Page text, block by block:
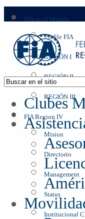
FIA en el Mundo
Profile FIA
REGIÓN I
REGIÓN II
REGIÓN III
FIA Region IV
Mision
Directorio
Management
Status
Institucional
Clubes